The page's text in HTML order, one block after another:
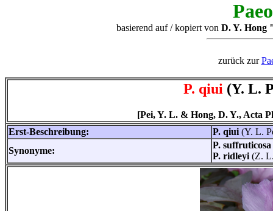
basierend auf / kopiert von D. Y. Hong
zurück zur
P. qiui (Y. L.
[Pei, Y. L. & Hong, D. Y., Acta
Erst-Beschreibung:
P. qiui (Y. L.
Synonyme:
P.
P. ridleyi (Z.